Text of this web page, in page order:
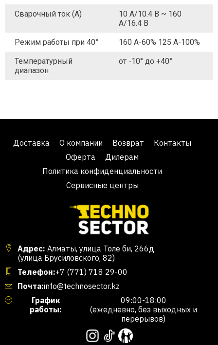
Сварочный ток (А)
10 А/10.4 В ~ 160
А/16.4 В
Режим работы при 40° 160 А-60% 125 А-100%
Температурный
диапазон
от -10° до +40°
Доставка О компании Возврат
Контакты
Оферта
Дилерам
Политика конфиденциальности
Сервисные центры
Адрес: Алматы, улица Толе би, 266д
(улица Брусиловского, 82)
Телефон:+7 (771) 718 29-00
Почта:info@technosector.kz
График
работы:
09:00-18:00
(ежедневно, без выходных и
перерывов)